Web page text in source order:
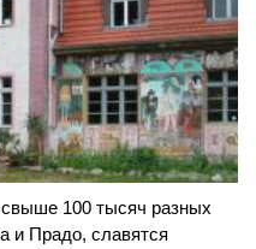
100 тысяч разных
и Прадо, славятся